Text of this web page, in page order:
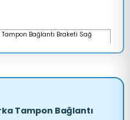
Tampon Bağlantı